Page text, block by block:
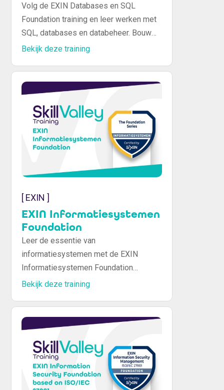
Volg de EXIN Databases en SQL
Foundation training en leer werken met
SQL, databases en databeheer. Bouw
een solide basis voor je IT- en
Bekijk deze training
[ EXIN ]
EXIN Informatiesystemen
Foundation
Leer de essentie van
informatiesystemen met de EXIN
Informatiesystemen Foundation
training. Begrijp IT-ondersteuning en
verschillende IT-omgevingen.
Bekijk deze training